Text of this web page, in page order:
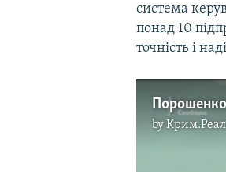
система
понад 10
точність і
by